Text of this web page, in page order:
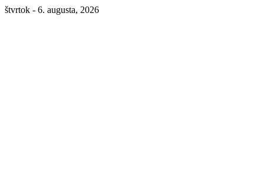
štvrtok - 6. augusta, 2026